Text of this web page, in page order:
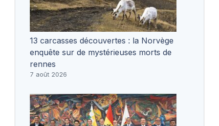
13 carcasses découvertes : la Norvège
enquête sur de mystérieuses morts de
rennes
7 août 2026